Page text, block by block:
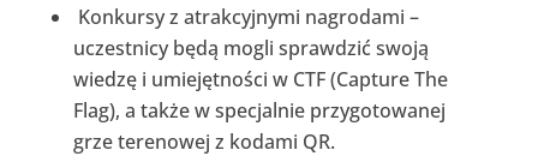
Konkursy z atrakcyjnymi nagrodami –
uczestnicy będą mogli sprawdzić swoją
wiedzę i umiejętności w CTF (Capture The
Flag), a także w specjalnie przygotowanej
grze terenowej z kodami QR.